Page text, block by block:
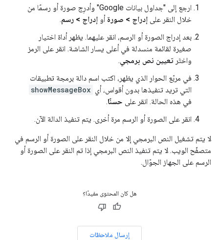
ارجع إلى "جداول بيانات Google" وأدرِج صورة أو رسمًا من
خلال النقر على إدراج > صورة أو إدراج > رسم.
بعد إدراج الصورة أو الرسم، انقر عليهما. يظهر أداة اختيار
صغيرة لقائمة منسدلة في أعلى يسار الشاشة. انقر على الرمز
واختَر تعيين نص برمجي.
في مربّع الحوار الذي يظهر، اكتب اسم دالة برمجة تطبيقات
التي تريد تنفيذها بدون أقواس، أي showMessageBox
في هذه الحالة. انقر على حسنًا.
انقر على الصورة أو الرسم مرة أخرى. يتم تنفيذ الدالة الآن.
لا يتم تشغيل النص البرمجي إلا من خلال النقر على الصورة أو الرسم في
متصفّح الويب. لا يتم تنفيذ النص البرمجي إذا تم النقر على الصورة أو
الرسم على الجهاز الجوّال.
هل كان المحتوى مفيدًا؟
إرسال ملاحظات